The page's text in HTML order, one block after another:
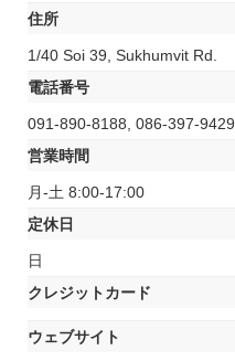
住所
1/40 Soi 39, Sukhumvit Rd.
電話番号
091-890-8188, 086-397-9429
営業時間
月-土 8:00-17:00
定休日
日
クレジットカード
ウェブサイト